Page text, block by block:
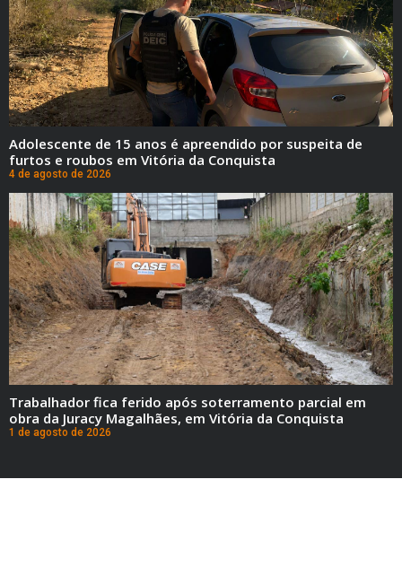
Adolescente de 15 anos é apreendido por suspeita de
furtos e roubos em Vitória da Conquista
4 de agosto de 2026
Trabalhador fica ferido após soterramento parcial em
obra da Juracy Magalhães, em Vitória da Conquista
1 de agosto de 2026